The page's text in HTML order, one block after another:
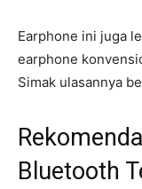
Earphone ini juga
earphone
Simak ulasannya
Bluetooth